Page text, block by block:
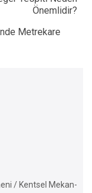
Önemlidir?
Metrekare
/ Kentsel Mekan-